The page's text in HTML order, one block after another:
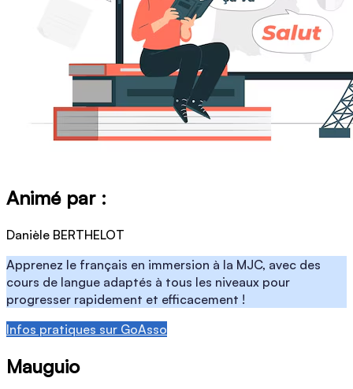
Animé par :
Danièle BERTHELOT
Apprenez le français en immersion à la MJC, avec des
cours de langue adaptés à tous les niveaux pour
progresser rapidement et efficacement !
Infos pratiques sur GoAsso
Mauguio